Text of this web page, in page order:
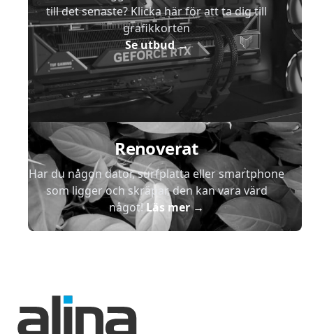
till det senaste? Klicka här för att ta dig till
grafikkorten
Se utbud→
Renoverat
Har du någon dator, surfplatta eller smartphone
som ligger och skräpar, den kan vara värd
något!Läs mer→